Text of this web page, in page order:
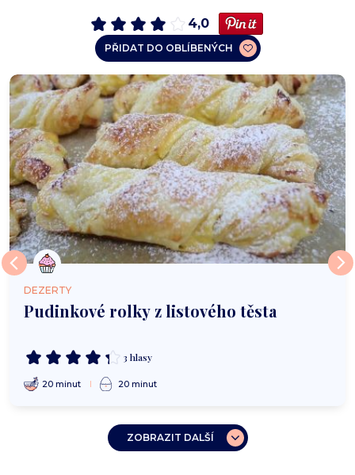
4,0
PŘIDAT DO OBLÍBENÝCH
DEZERTY
Pudinkové rolky z listového těsta
3 hlasy
20 minut 20 minut
ZOBRAZIT DALŠÍ